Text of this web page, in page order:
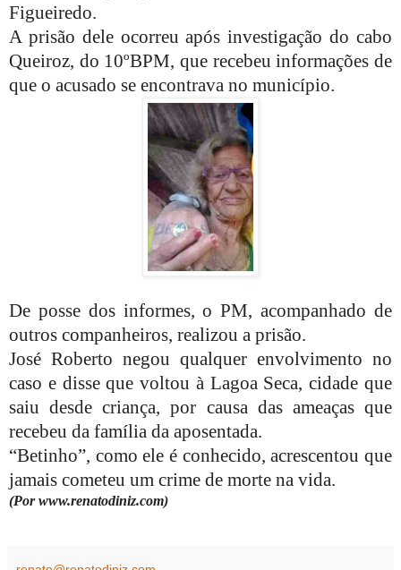
Figueiredo.
A prisão dele ocorreu após investigação do cabo
Queiroz, do 10ºBPM, que recebeu informações de
que o acusado se encontrava no município.
De posse dos informes, o PM, acompanhado de
outros companheiros, realizou a prisão.
José Roberto negou qualquer envolvimento no
caso e disse que voltou à Lagoa Seca, cidade que
saiu desde criança, por causa das ameaças que
recebeu da família da aposentada.
“Betinho”, como ele é conhecido, acrescentou que
jamais cometeu um crime de morte na vida.
(Por www.renatodiniz.com)